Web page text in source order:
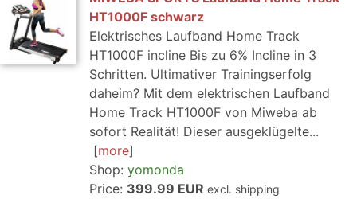
HT1000F schwarz
Elektrisches Laufband Home Track
HT1000F incline Bis zu 6% Incline in 3
Schritten. Ultimativer Trainingserfolg
daheim? Mit dem elektrischen Laufband
Home Track HT1000F von Miweba ab
sofort Realität! Dieser ausgeklügelte...
more
Shop: yomonda
Price: 399.99 EUR excl. shipping